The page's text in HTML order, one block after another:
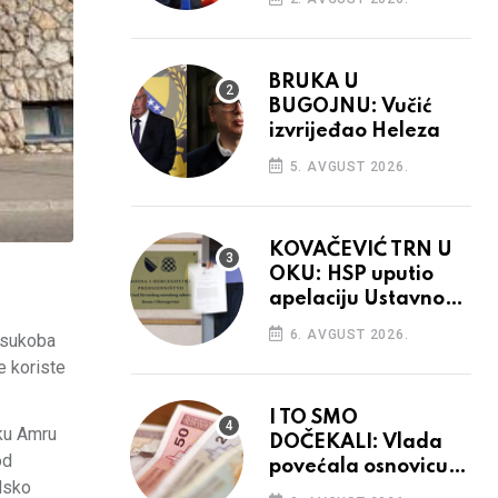
koriste
Amru
BRUKA U
BUGOJNU: Vučić
izvrijeđao Heleza
5. AVGUST 2026.
KOVAČEVIĆ TRN U
OKU: HSP uputio
apelaciju Ustavnom
sudu BiH
6. AVGUST 2026.
I TO SMO
DOČEKALI: Vlada
povećala osnovicu
za obračun plaća